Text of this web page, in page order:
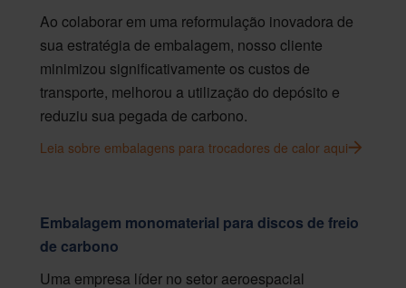
Ao colaborar em uma reformulação inovadora de
sua estratégia de embalagem, nosso cliente
minimizou significativamente os custos de
transporte, melhorou a utilização do depósito e
reduziu sua pegada de carbono.
Leia sobre embalagens para trocadores de calor aqui
Embalagem monomaterial para discos de freio
de carbono
Uma empresa líder no setor aeroespacial